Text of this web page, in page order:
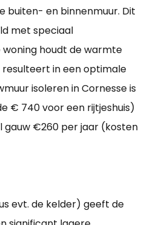
buiten- en binnenmuur. Dit
met speciaal
houdt de warmte
in een optimale
isoleren in Cornesse is
€ 740 voor een rijtjeshuis)
gauw €260 per jaar (kosten
evt. de kelder) geeft de